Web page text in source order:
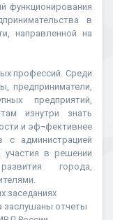
функционирования
в
направленной на
профессий. Среди
предприниматели,
предприятий,
изнутри знать
и эф¬фективнее
с администрацией
в решении
города,
заседаниях
заслушаны отчеты